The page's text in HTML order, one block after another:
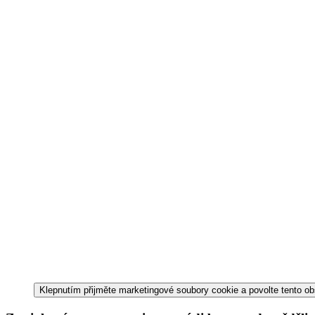
Klepnutím přijměte marketingové soubory cookie a povolte tento